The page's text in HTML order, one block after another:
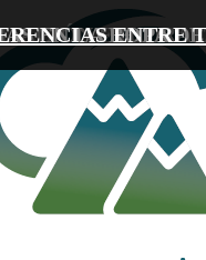
E
EN LA ROPA
ENTRE